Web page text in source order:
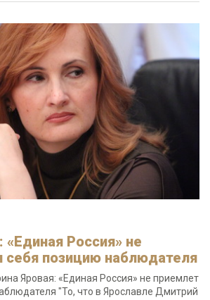
«Единая Россия» не
себя позицию наблюдателя
Яровая: «Единая Россия» не приемлет
"То, что в Ярославле Дмитрий